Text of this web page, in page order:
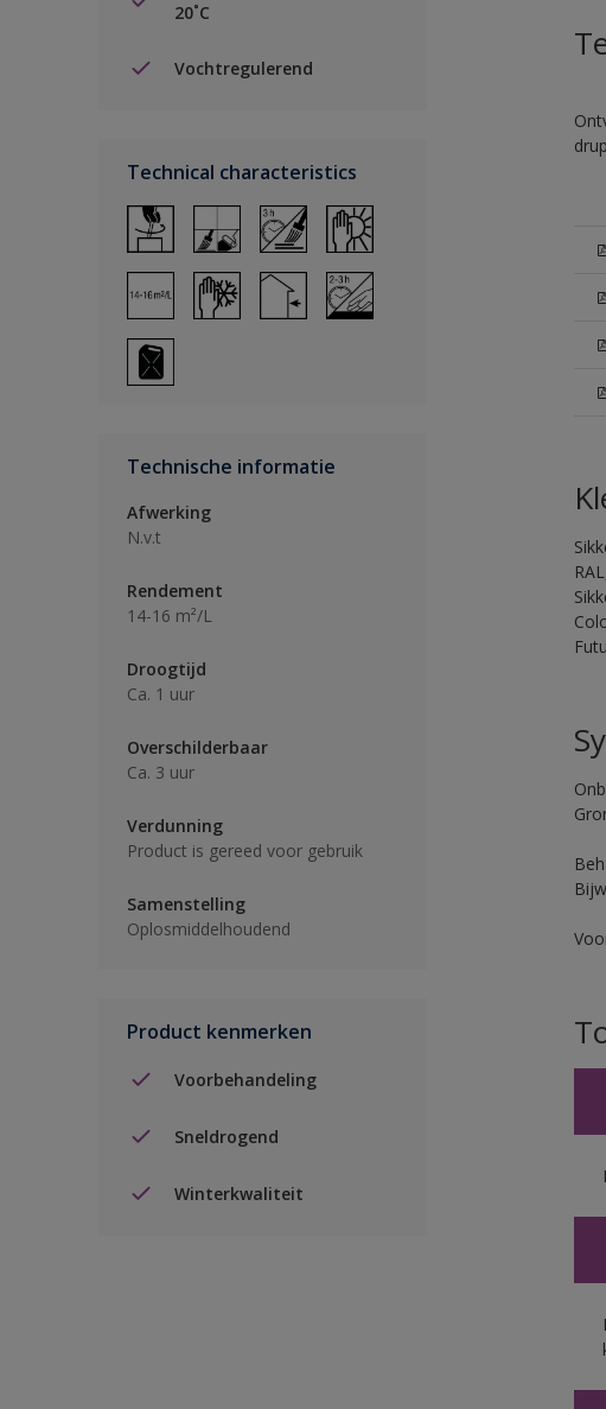
20˚C
Vochtregulerend
Technical characteristics
Technische informatie
Afwerking
N.v.t
Rendement
14-16 m²/L
Droogtijd
Ca. 1 uur
Overschilderbaar
Ca. 3 uur
Verdunning
Product is gereed voor gebruik
Samenstelling
Oplosmiddelhoudend
Product kenmerken
Voorbehandeling
Sneldrogend
Winterkwaliteit